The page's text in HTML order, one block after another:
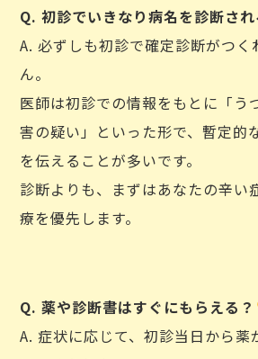
Q. 初診でいきなり病名を診断され
A. 必ずしも初診で確定診断がつく
ん。
医師は初診での情報をもとに「う
害の疑い」といった形で、暫定的
を伝えることが多いです。
診断よりも、まずはあなたの辛い
療を優先します。
Q. 薬や診断書はすぐにもらえる？
A. 症状に応じて、初診当日から薬